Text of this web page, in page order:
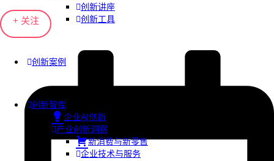
创新讲座
创新工具
创新案例
创新智库
企业AI创新
产业创新洞察
新消费与新零售
企业技术与服务
+ 关注